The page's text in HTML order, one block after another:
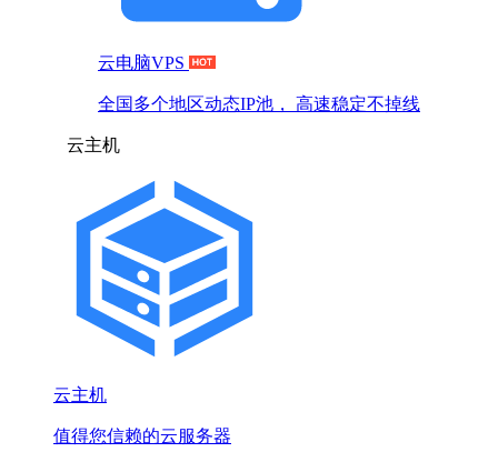
云电脑VPS
全国多个地区动态IP池， 高速稳定不掉线
云主机
云主机
值得您信赖的云服务器